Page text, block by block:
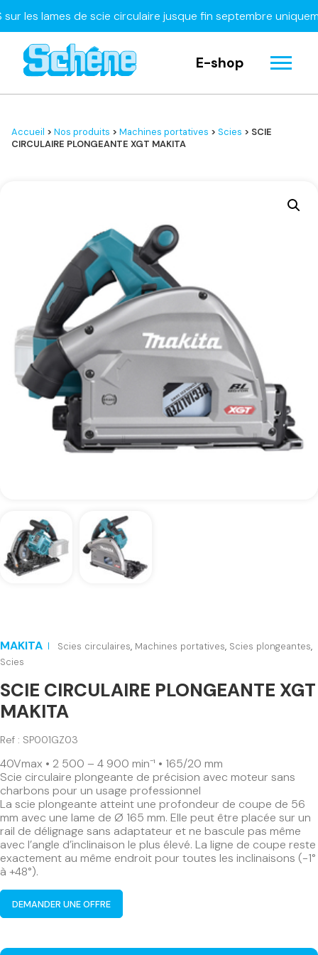
lames de scie circulaire jusque fin septembre uniquement
E-shop
Accueil > Nos produits > Machines portatives > Scies > SCIE
CIRCULAIRE PLONGEANTE XGT MAKITA
MAKITA Scies circulaires, Machines portatives, Scies plongeantes,
Scies
SCIE CIRCULAIRE PLONGEANTE XGT
MAKITA
Ref : SP001GZ03
40Vmax • 2 500 – 4 900 min⁻¹ • 165/20 mm
Scie circulaire plongeante de précision avec moteur sans
charbons pour un usage professionnel
La scie plongeante atteint une profondeur de coupe de 56
mm avec une lame de Ø 165 mm. Elle peut être placée sur un
rail de délignage sans adaptateur et ne bascule pas même
avec l’angle d’inclinaison le plus élevé. La ligne de coupe reste
exactement au même endroit pour toutes les inclinaisons (-1°
à +48°).
DEMANDER UNE OFFRE